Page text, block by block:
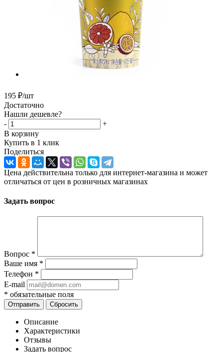
195 ₽/шт
Достаточно
Нашли дешевле?
-
+
В корзину
Купить в 1 клик
Поделиться
Цена действительна только для интернет-магазина и может
отличаться от цен в розничных магазинах
Задать вопрос
Вопрос *
Ваше имя *
Телефон *
E-mail
* обязательные поля
Отправить Сбросить
Описание
Характеристики
Отзывы
Задать вопрос